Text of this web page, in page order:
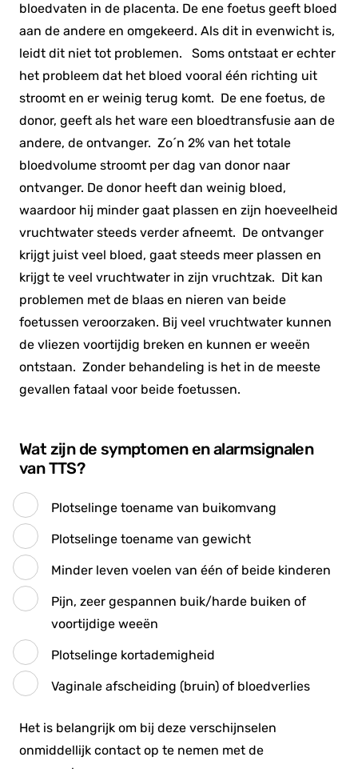
bloedvaten in de placenta. De ene foetus geeft bloed
aan de andere en omgekeerd. Als dit in evenwicht is,
leidt dit niet tot problemen. Soms ontstaat er echter
het probleem dat het bloed vooral één richting uit
stroomt en er weinig terug komt. De ene foetus, de
donor, geeft als het ware een bloedtransfusie aan de
andere, de ontvanger. Zo´n 2% van het totale
bloedvolume stroomt per dag van donor naar
ontvanger. De donor heeft dan weinig bloed,
waardoor hij minder gaat plassen en zijn hoeveelheid
vruchtwater steeds verder afneemt. De ontvanger
krijgt juist veel bloed, gaat steeds meer plassen en
krijgt te veel vruchtwater in zijn vruchtzak. Dit kan
problemen met de blaas en nieren van beide
foetussen veroorzaken. Bij veel vruchtwater kunnen
de vliezen voortijdig breken en kunnen er weeën
ontstaan. Zonder behandeling is het in de meeste
gevallen fataal voor beide foetussen.
Wat zijn de symptomen en alarmsignalen
van TTS?
Plotselinge toename van buikomvang
Plotselinge toename van gewicht
Minder leven voelen van één of beide kinderen
Pijn, zeer gespannen buik/harde buiken of
voortijdige weeën
Plotselinge kortademigheid
Vaginale afscheiding (bruin) of bloedverlies
Het is belangrijk om bij deze verschijnselen
onmiddellijk contact op te nemen met de